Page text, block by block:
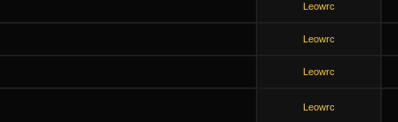
Leowrc
Leowrc
Leowrc
Leowrc